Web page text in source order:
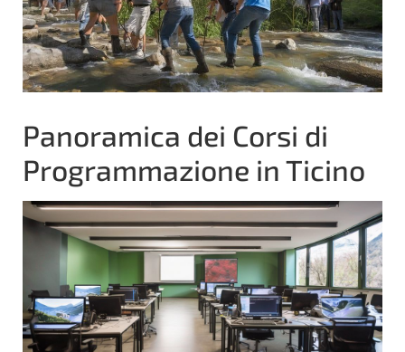
Panoramica dei Corsi di
Programmazione in Ticino